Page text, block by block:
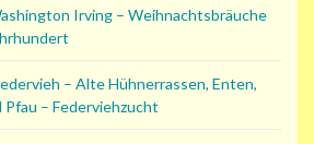
Irving – Weihnachtsbräuche
– Alte Hühnerrassen, Enten,
– Federviehzucht